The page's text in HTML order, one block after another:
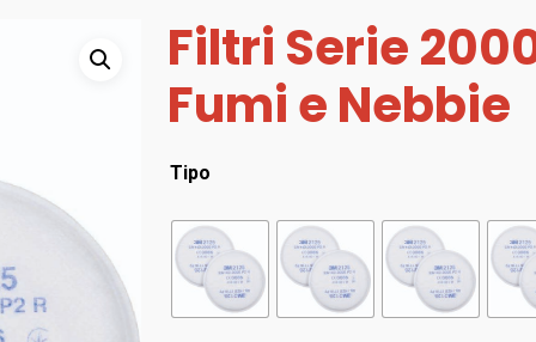
Abbigliamento Monouso
Scarpe & Accessori
Red Leve
RED INDUSTRY
Red Smart
RED UP PLUS
Protezione Vie Respiratorie
a breve online –Sfoglia il Catalogo
Protezione Udito
Inserti Auricolari
Cuffie Protettive
Filtri Serie
Fumi e Nebbie
Tipo